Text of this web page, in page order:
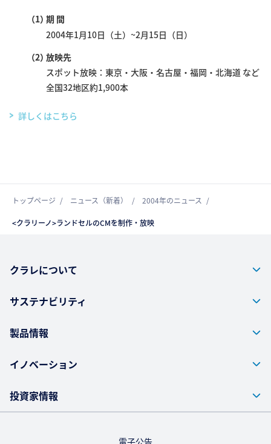
（1）期 間
2004年1月10日（土）~2月15日（日）
（2）放映先
スポット放映：東京・大阪・名古屋・福岡・北海道 など
全国32地区約1,900本
詳しくはこちら
トップページ ニュース（新着） 2004年のニュース
<クラリーノ>ランドセルのCMを制作・放映
クラレについて
サステナビリティ
製品情報
イノベーション
投資家情報
電子公告